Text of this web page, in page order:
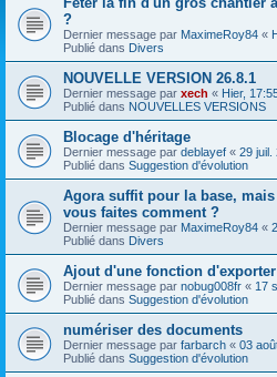
?
Dernier message par MaximeRoy84 «
Publié dans Divers
NOUVELLE VERSION 26.8.1
Dernier message par xech « Hier,
Publié dans NOUVELLES VERSIONS
Blocage d'héritage
Dernier message par deblayef « 29 juil.
Publié dans Suggestion d'évolution
Agora suffit pour la base,
vous faites comment ?
Dernier message par MaximeRoy84 «
Publié dans Divers
Ajout d'une fonction
Dernier message par nobug008fr « 17
Publié dans Suggestion d'évolution
numériser des documents
Dernier message par farbarch « 03
Publié dans Suggestion d'évolution